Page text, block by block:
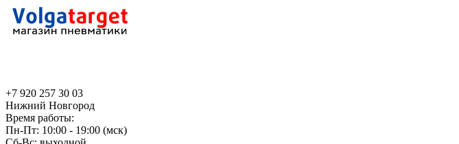
+7 920 257 30 03
Нижний Новгород
Время работы:
Пн-Пт: 10:00 - 19:00 (мск)